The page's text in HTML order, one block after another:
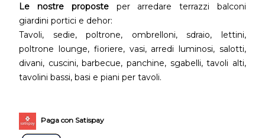
Le nostre proposteper arredare terrazzi balconi
giardini portici e dehor:
Tavoli, sedie, poltrone, ombrelloni, sdraio, lettini,
poltrone lounge, fioriere, vasi, arredi luminosi, salotti,
divani, cuscini, barbecue, panchine, sgabelli, tavoli alti,
tavolini bassi, basi e piani per tavoli.
Paga con Satispay